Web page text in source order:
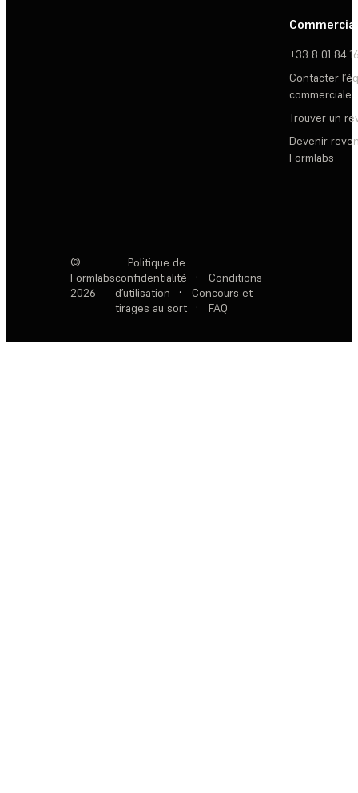
Commercial
+33 8 01 84
Contacter
commerciale
Trouver un
Devenir
Formlabs
©
Formlabs
2026
Politique de
confidentialité
·
Conditions
d’utilisation
·
Concours et
tirages au sort
· FAQ